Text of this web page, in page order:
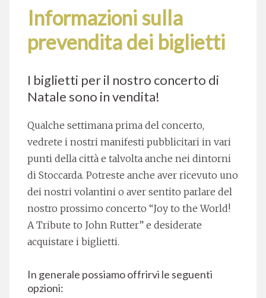
Informazioni sulla
prevendita dei biglietti
I biglietti per il nostro concerto di
Natale sono in vendita!
Qualche settimana prima del concerto,
vedrete i nostri manifesti pubblicitari in vari
punti della città e talvolta anche nei dintorni
di Stoccarda. Potreste anche aver ricevuto uno
dei nostri volantini o aver sentito parlare del
nostro prossimo concerto “Joy to the World!
A Tribute to John Rutter” e desiderate
acquistare i biglietti.
In generale possiamo offrirvi le seguenti
opzioni: